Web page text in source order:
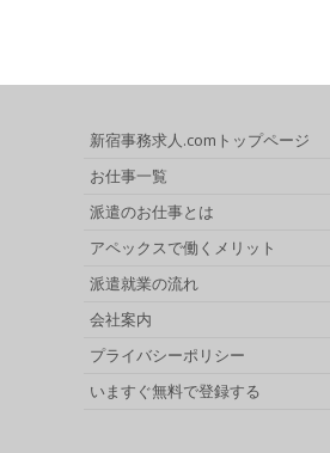
新宿事務求人.comトップページ
お仕事一覧
派遣のお仕事とは
アペックスで働くメリット
派遣就業の流れ
会社案内
プライバシーポリシー
いますぐ無料で登録する